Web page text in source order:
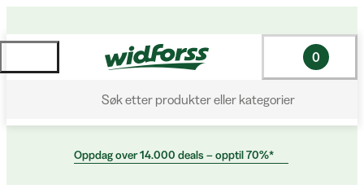
Søk etter produkter eller kategorier
0
Oppdag over 14.000 deals – opptil 70%*